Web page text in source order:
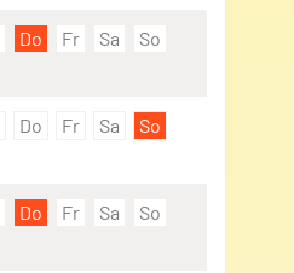
Do Fr Sa
So
Do Fr Sa
So
Do Fr Sa
So